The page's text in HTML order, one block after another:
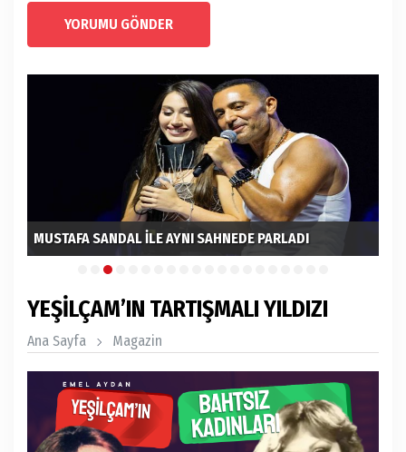
YORUMU GÖNDER
MUSTAFA SANDAL İLE AYNI SAHNEDE PARLADI
YEŞİLÇAM’IN TARTIŞMALI YILDIZI
Ana Sayfa Magazin